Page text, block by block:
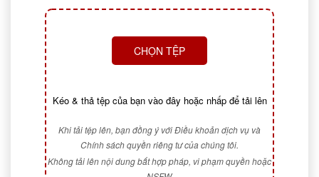
CHỌN TỆP
Kéo & thả tệp của bạn vào đây hoặc nhấp để tải lên
Khi tải tệp lên, bạn đồng ý với Điều khoản dịch vụ và
Chính sách quyền riêng tư của chúng tôi.
Không tải lên nội dung bất hợp pháp, vi phạm quyền hoặc